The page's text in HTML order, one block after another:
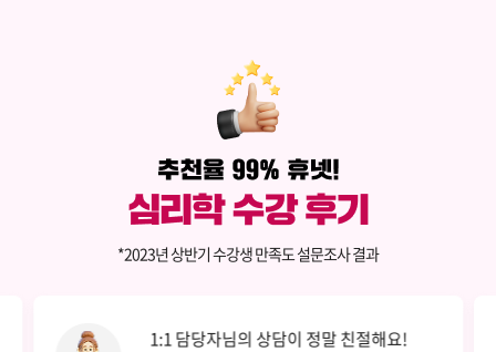
*2023년 상반기 수강생 만족도 설문조사 결과
1:1 담당자님의 상담이 정말 친절해요!